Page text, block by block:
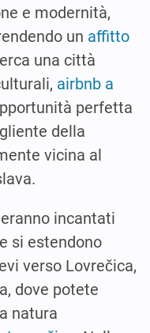
e modernità,
un affitto
una città
airbnb a
perfetta
della
vicina al
incantati
si estendono
verso Lovrečica,
dove potete
natura